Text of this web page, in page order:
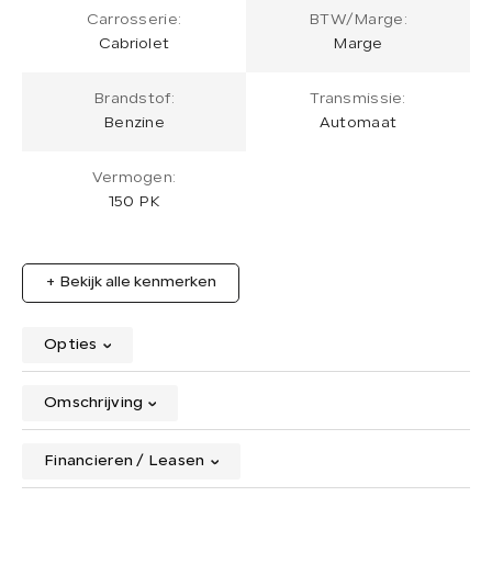
Carrosserie:
Cabriolet
BTW/Marge:
Marge
Brandstof:
Benzine
Transmissie:
Automaat
Vermogen:
150 PK
+ Bekijk alle kenmerken
Opties
Omschrijving
Financieren / Leasen